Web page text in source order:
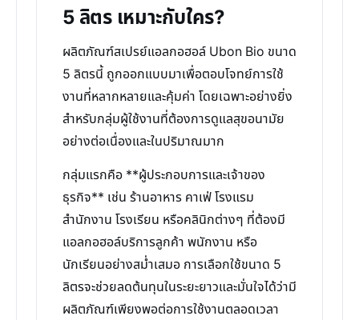
5 ลิตร เหมาะกับใคร?
ผลิตภัณฑ์สเปรย์แอลกอฮอล์ Ubon Bio ขนาด
5 ลิตรนี้ ถูกออกแบบมาเพื่อตอบโจทย์การใช้
งานที่หลากหลายและคุ้มค่า โดยเฉพาะอย่างยิ่ง
สำหรับกลุ่มผู้ใช้งานที่ต้องการดูแลสุขอนามัย
อย่างต่อเนื่องและในปริมาณมาก
กลุ่มแรกคือ **ผู้ประกอบการและเจ้าของ
ธุรกิจ** เช่น ร้านอาหาร คาเฟ่ โรงแรม
สำนักงาน โรงเรียน หรือคลินิกต่างๆ ที่ต้องมี
แอลกอฮอล์บริการลูกค้า พนักงาน หรือ
นักเรียนอย่างสม่ำเสมอ การเลือกใช้ขนาด 5
ลิตรจะช่วยลดต้นทุนในระยะยาวและมั่นใจได้ว่ามี
ผลิตภัณฑ์เพียงพอต่อการใช้งานตลอดเวลา